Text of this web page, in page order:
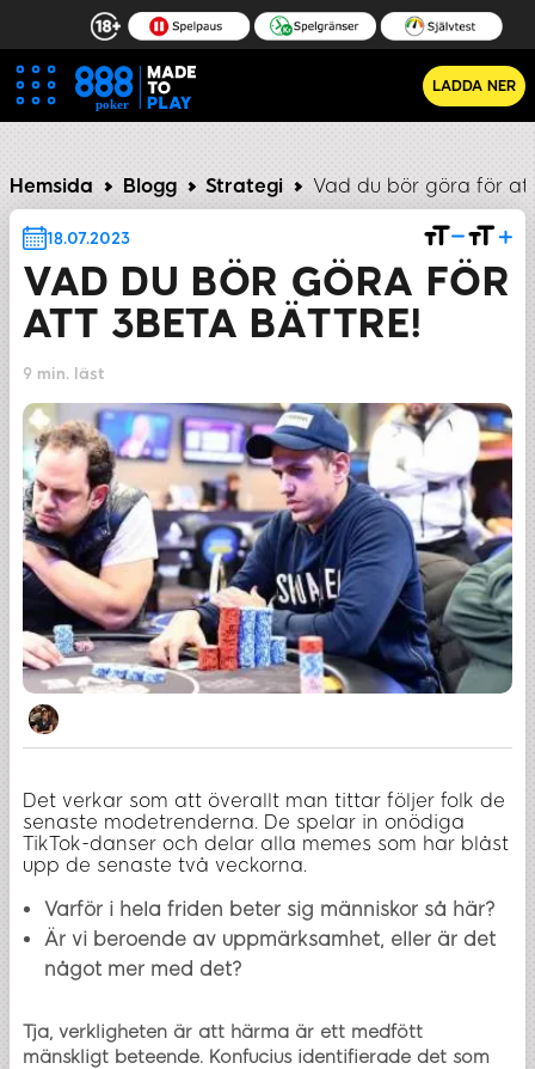
LADDA NER
Hemsida Blogg Strategi Vad du bör göra för
VAD DU BÖR GÖRA FÖR
ATT 3BETA BÄTTRE!
18.07.2023
9 min. läst
Det verkar som att överallt man tittar följer folk de
senaste modetrenderna. De spelar in onödiga
TikTok-danser och delar alla memes som har blåst
upp de senaste två veckorna.
Varför i hela friden beter sig människor så här?
Är vi beroende av uppmärksamhet, eller är det
något mer med det?
Tja, verkligheten är att härma är ett medfött
mänskligt beteende. Konfucius identifierade det som
Ditt mål: Motiveringen: Situationen: Ditt